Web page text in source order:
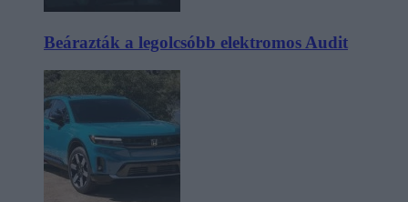
Beárazták a legolcsóbb elektromos Audit